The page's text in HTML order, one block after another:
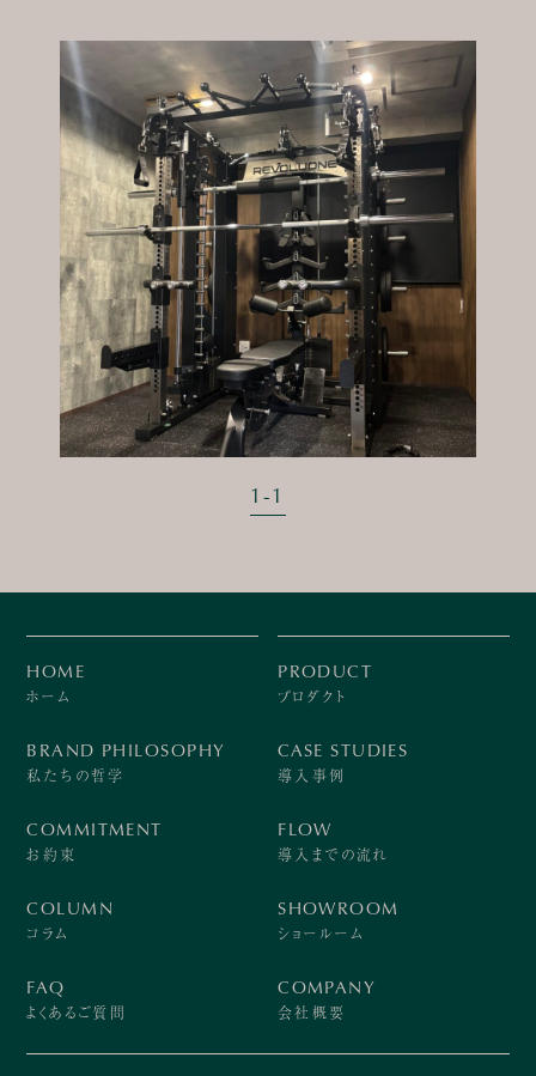
1 -1
HOME
ホーム
BRAND PHILOSOPHY
私たちの哲学
COMMITMENT
お約束
PRODUCT
プロダクト
CASE STUDIES
導入事例
FLOW
導入までの流れ
COLUMN
コラム
FAQ
よくあるご質問
SHOWROOM
ショールーム
COMPANY
会社概要